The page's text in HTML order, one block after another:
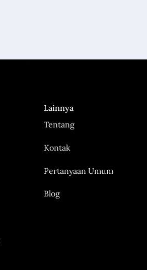
Lainnya
Tentang
Kontak
Pertanyaan Umum
Blog